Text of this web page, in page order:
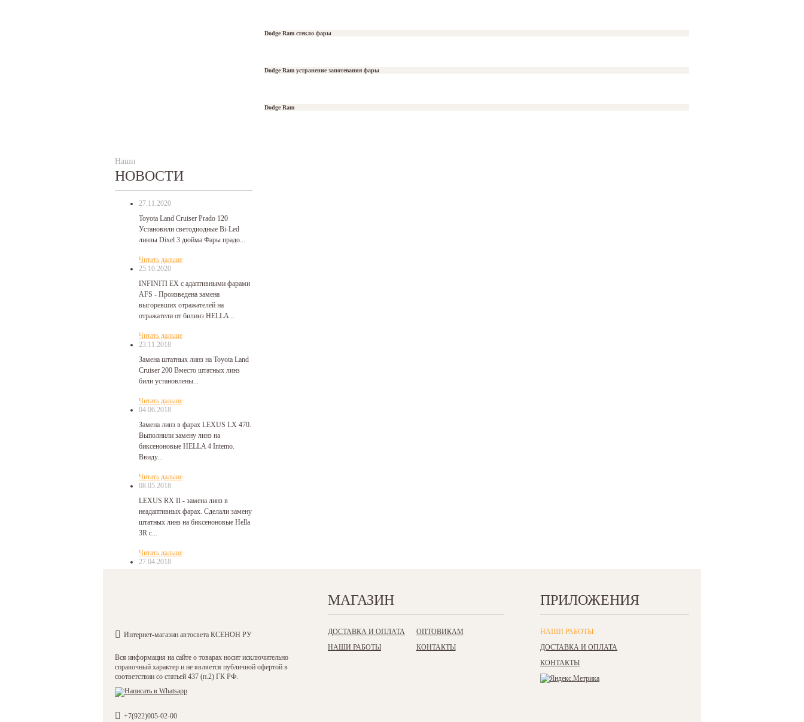
Наши
НОВОСТИ
27.11.2020
Toyota Land Cruiser Prado 120
Установили светодиодные Bi-Led
линзы Dixel 3 дюйма Фары прадо...
Читать дальше
25.10.2020
INFINITI EX с адаптивными фарами
AFS - Произведена замена
выгоревших отражателей на
отражатели от билинз HELLA...
Читать дальше
23.11.2018
Замена штатных линз на Toyota Land
Cruiser 200 Вместо штатных линз
били установлены...
Читать дальше
04.06.2018
Замена линз в фарах LEXUS LX 470.
Выполнили замену линз на
биксеноновые HELLA 4 Intemo.
Ввиду...
Читать дальше
08.05.2018
LEXUS RX II - замена линз в
неадаптивных фарах. Сделали замену
штатных линз на биксеноновые Hella
3R с...
Читать дальше
27.04.2018
фарах на биксеноновые HELLA 3R.
Замена линз в фарах Santa Fe 2
непростая...
Читать дальше
Nissan Teana J32 - установка
Dodge Ram стекло фары
Dodge Ram устранение запотевания фары
Dodge Ram
Интернет-магазин автосвета КСЕНОН РУ
Вся информация на сайте о товарах носит исключительно
справочный характер и не является публичной офертой в
соответствии со статьей 437 (п.2) ГК РФ.
+7(922)005-02-00
МАГАЗИН
ДОСТАВКА И ОПЛАТА
ОПТОВИКАМ
НАШИ РАБОТЫ
КОНТАКТЫ
ПРИЛОЖЕНИЯ
НАШИ РАБОТЫ
ДОСТАВКА И ОПЛАТА
КОНТАКТЫ